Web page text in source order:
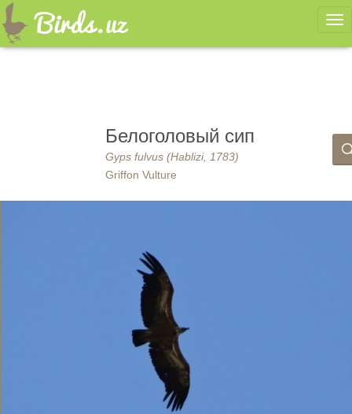
Белоголовый сип
Gyps fulvus (Hablizi, 1783)
Griffon Vulture